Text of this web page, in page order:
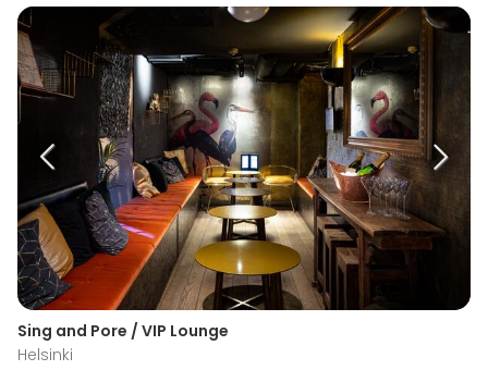
Sing and Pore / VIP Lounge
Helsinki